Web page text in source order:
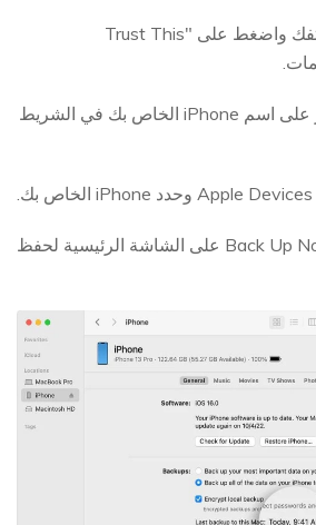
افتح قفل هاتفك واضغط على "Trust This
Mac: افتح Finder وانقر على اسم iPhone الخاص بك في الشريط
انقر على Back Up Now على الشاشة الرئيسية لحفظ